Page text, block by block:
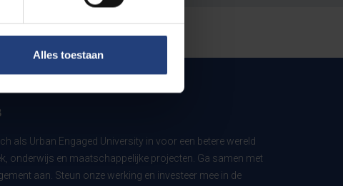
Alles toestaan
als Urban Engaged University in voor een betere wereld
onderwijs en maatschappelijke projecten. Ga samen met
aan. Steun onze werking en investeer mee in de